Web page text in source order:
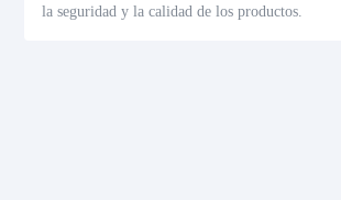
la seguridad y la calidad de los productos.